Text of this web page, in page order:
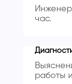
час.
работы